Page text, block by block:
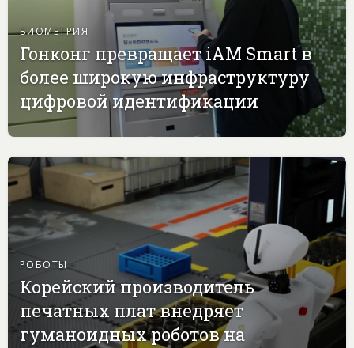
БИОМЕТРИЯ
Гонконг превращает iAM Smart в
более широкую инфраструктуру
цифровой идентификации
РОБОТЫ
Корейский производитель
печатных плат внедряет
гуманоидных роботов на